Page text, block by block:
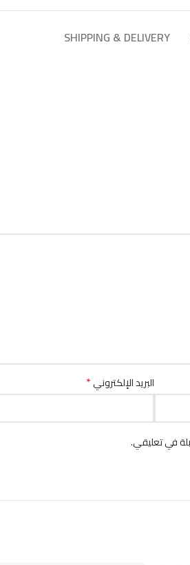
SHIPPING & DELIVERY
البريد الإلكتروني*
في تعليقي.